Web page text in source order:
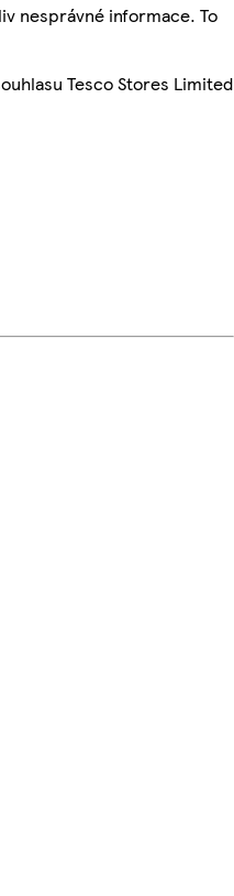
nesprávné informace. To
Tesco Stores Limited